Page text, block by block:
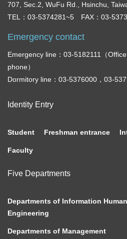
707, Sec.2, WuFu Rd., Hsinchu,
TEL：03-5374281~5 FAX：03-
Emergency contact
Emergency line：03-5182111（
phone）
Dormitory line：03-5376000，03-
Identity Entry
Student Freshman entrance
Faculty
Five Departments
Departments of Information
Engineering
Departments of Management